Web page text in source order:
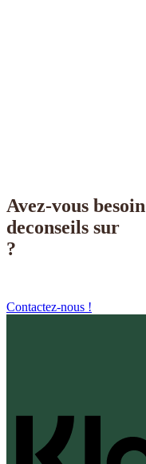
Avez-vous besoin
deconseils sur
?
Contactez-nous !